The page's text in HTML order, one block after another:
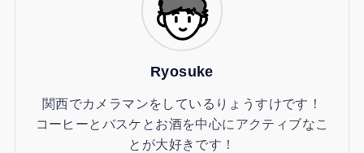
Ryosuke
関西でカメラマンをしているりょうすけです！
コーヒーとバスケとお酒を中心にアクティブなこ
とが大好きです！